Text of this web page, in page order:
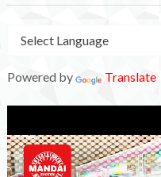
Powered by Translate